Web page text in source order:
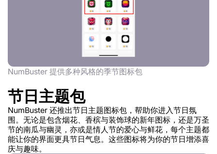
NumBuster 提供多种风格的季节图标包
节日主题包
NumBuster 还推出节日主题图标包，帮助你进入节日氛
围。无论是包含烟花、香槟与装饰球的新年图标，还是万圣
节的南瓜与幽灵，亦或是情人节的爱心与鲜花，每个主题都
能让你的界面更具节日气息。这些图标将为你的节日增添喜
庆与趣味。